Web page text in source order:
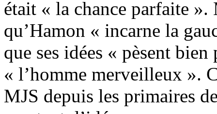
était « la chance parfaite ».
qu’Hamon « incarne la
que ses idées « pèsent
« l’homme merveilleux ».
MJS depuis les primaires